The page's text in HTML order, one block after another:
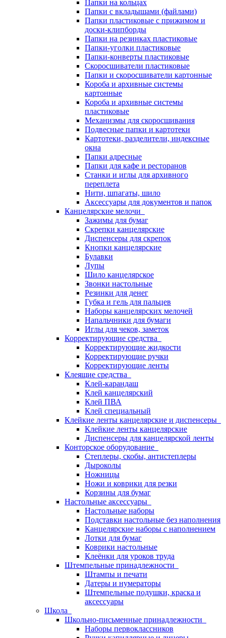
Папки на кольцах
Папки с вкладышами (файлами)
Папки пластиковые с прижимом и
доски-клипборды
Папки на резинках пластиковые
Папки-уголки пластиковые
Папки-конверты пластиковые
Скоросшиватели пластиковые
Папки и скоросшиватели картонные
Короба и архивные системы
картонные
Короба и архивные системы
пластиковые
Механизмы для скоросшивания
Подвесные папки и картотеки
Картотеки, разделители, индексные
окна
Папки адресные
Папки для кафе и ресторанов
Станки и иглы для архивного
переплета
Нити, шпагаты, шило
Аксессуары для документов и папок
Канцелярские мелочи
Зажимы для бумаг
Скрепки канцелярские
Диспенсеры для скрепок
Кнопки канцелярские
Булавки
Лупы
Шило канцелярское
Звонки настольные
Резинки для денег
Губка и гель для пальцев
Наборы канцелярских мелочей
Напальчники для бумаги
Иглы для чеков, заметок
Корректирующие средства
Корректирующие жидкости
Корректирующие ручки
Корректирующие ленты
Клеящие средства
Клей-карандаш
Клей канцелярский
Клей ПВА
Клей специальный
Клейкие ленты канцелярские и диспенсеры
Клейкие ленты канцелярские
Диспенсеры для канцелярской ленты
Конторское оборудование
Степлеры, скобы, антистеплеры
Дыроколы
Ножницы
Ножи и коврики для резки
Корзины для бумаг
Настольные аксессуары
Настольные наборы
Подставки настольные без наполнения
Канцелярские наборы с наполнением
Лотки для бумаг
Коврики настольные
Клеёнки для уроков труда
Штемпельные принадлежности
Штампы и печати
Датеры и нумераторы
Штемпельные подушки, краска и
аксессуары
Школа
Школьно-письменные принадлежности
Наборы первоклассников